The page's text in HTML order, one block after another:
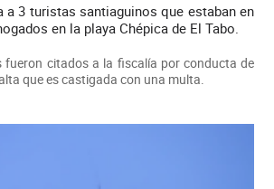
a 3 turistas santiaguinos que estaban en
en la playa Chépica de El Tabo.
fueron citados a la fiscalía por conducta de
que es castigada con una multa.